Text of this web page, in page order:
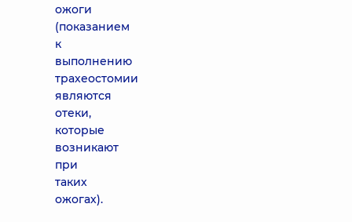
ожоги
(показанием
к
выполнению
трахеостомии
являются
отеки,
которые
возникают
при
таких
ожогах).